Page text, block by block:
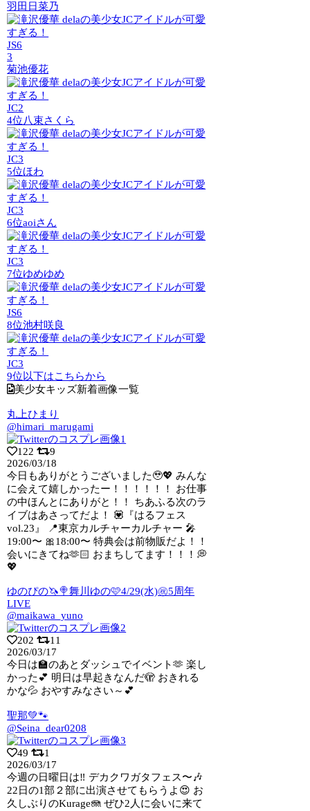
羽田日菜乃
JS6
3
菊池優花
JC2
4位八束さくら
JC3
5位ほわ
JC3
6位aoiさん
JC3
7位ゆめゆめ
JS6
8位池村咲良
JC3
9位以下はこちらから
美少女キッズ新着画像一覧
丸上ひまり
@himari_marugami
122
9
2026/03/18
今日もありがとうございました🥹💖 みんな
に会えて嬉しかったー！！！！！！ お仕事
の中ほんとにありがと！！ ちあふる次のラ
イブはあさってだよ！ 💟『はるフェス
vol.23』 📍東京カルチャーカルチャー 🎤
19:00〜 🎀18:00〜 特典会は前物販だよ！！
会いにきてね🫶🏻 おまちしてます！！！💭
💖
ゆのぴの🦄🍭舞川ゆの🩷4/29(水)㊗5周年
LIVE
@maikawa_yuno
202
11
2026/03/17
今日は🏫のあとダッシュでイベント🫶 楽し
かった💕 明日は早起きなんだ🫣 おきれる
かな💦 おやすみなさい～💕
聖那💚🐾
@Seina_dear0208
49
1
2026/03/17
今週の日曜日は‼️ デカクワガタフェス〜🎶
22日の1部２部に出演させてもらうよ 😍 お
久しぶりのKurage🪼 ぜひ2人に会いに来て